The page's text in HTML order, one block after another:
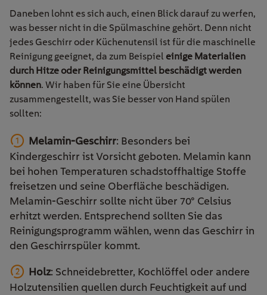
Daneben lohnt es sich auch, einen Blick darauf zu werfen,
was besser nicht in die Spülmaschine gehört. Denn nicht
jedes Geschirr oder Küchenutensil ist für die maschinelle
Reinigung geeignet, da zum Beispiel einige Materialien
durch Hitze oder Reinigungsmittel beschädigt werden
können. Wir haben für Sie eine Übersicht
zusammengestellt, was Sie besser von Hand spülen
sollten:
Melamin-Geschirr: Besonders bei
Kindergeschirr ist Vorsicht geboten. Melamin kann
bei hohen Temperaturen schadstoffhaltige Stoffe
freisetzen und seine Oberfläche beschädigen.
Melamin-Geschirr sollte nicht über 70° Celsius
erhitzt werden. Entsprechend sollten Sie das
Reinigungsprogramm wählen, wenn das Geschirr in
den Geschirrspüler kommt.
Holz: Schneidebretter, Kochlöffel oder andere
Holzutensilien quellen durch Feuchtigkeit auf und